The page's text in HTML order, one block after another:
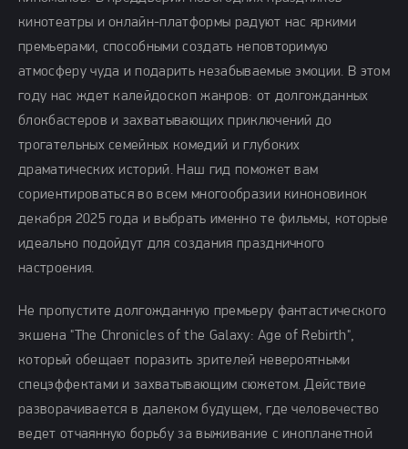
кинотеатры и онлайн-платформы радуют нас яркими
премьерами, способными создать неповторимую
атмосферу чуда и подарить незабываемые эмоции. В этом
году нас ждет калейдоскоп жанров: от долгожданных
блокбастеров и захватывающих приключений до
трогательных семейных комедий и глубоких
драматических историй. Наш гид поможет вам
сориентироваться во всем многообразии киноновинок
декабря 2025 года и выбрать именно те фильмы, которые
идеально подойдут для создания праздничного
настроения.
Не пропустите долгожданную премьеру фантастического
экшена "The Chronicles of the Galaxy: Age of Rebirth",
который обещает поразить зрителей невероятными
спецэффектами и захватывающим сюжетом. Действие
разворачивается в далеком будущем, где человечество
ведет отчаянную борьбу за выживание с инопланетной